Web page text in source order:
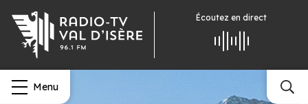
Écoutez en direct
Menu